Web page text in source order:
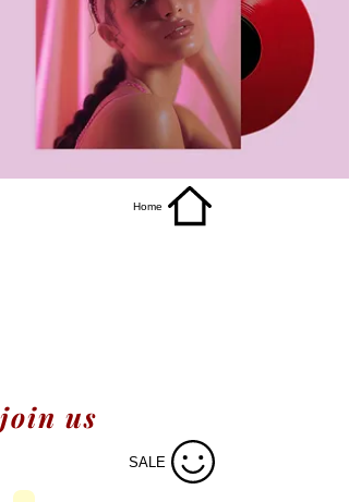
Home
join us
SALE